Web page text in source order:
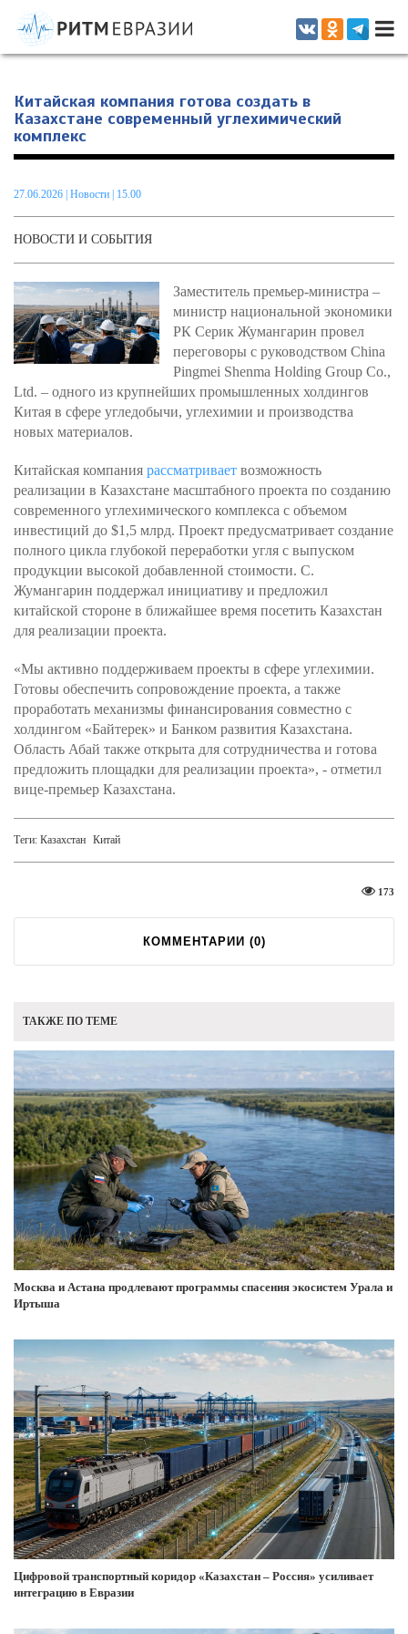
Информационно-аналитическое издание, посвященное актуальным
проблемам интеграции на постсоветском пространстве
Китайская компания готова создать в
Казахстане современный углехимический
комплекс
27.06.2026 Новости | 15.00
НОВОСТИ И СОБЫТИЯ
Заместитель премьер-министра –
министр национальной экономики
РК Серик Жумангарин провел
переговоры с руководством China
Pingmei Shenma Holding Group Co.,
Ltd. – одного из крупнейших промышленных холдингов
Китая в сфере угледобычи, углехимии и производства
новых материалов.
Китайская компания рассматривает возможность
реализации в Казахстане масштабного проекта по созданию
современного углехимического комплекса с объемом
инвестиций до $1,5 млрд. Проект предусматривает создание
полного цикла глубокой переработки угля с выпуском
продукции высокой добавленной стоимости. С.
Жумангарин поддержал инициативу и предложил
китайской стороне в ближайшее время посетить Казахстан
для реализации проекта.
«Мы активно поддерживаем проекты в сфере углехимии.
Готовы обеспечить сопровождение проекта, а также
проработать механизмы финансирования совместно с
холдингом «Байтерек» и Банком развития Казахстана.
Область Абай также открыта для сотрудничества и готова
предложить площадки для реализации проекта», - отметил
вице-премьер Казахстана.
Теги: Казахстан Китай
173
КОММЕНТАРИИ (0)
ТАКЖЕ ПО ТЕМЕ
Москва и Астана продлевают программы спасения экосистем Урала и
Иртыша
Цифровой транспортный коридор «Казахстан – Россия» усиливает
интеграцию в Евразии